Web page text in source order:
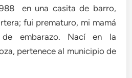
en una casita de barro,
fui prematuro, mi mamá
embarazo. Nací en la
pertenece al municipio de